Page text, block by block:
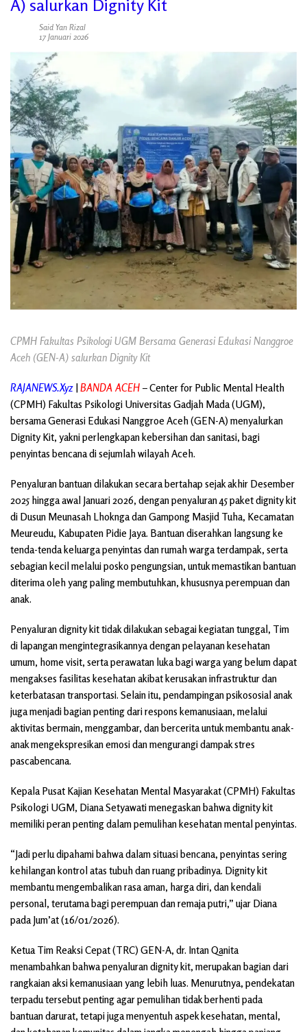
A) salurkan Dignity Kit
Said Yan Rizal
17 Januari 2026
CPMH Fakultas Psikologi UGM Bersama Generasi Edukasi Nanggroe
Aceh (GEN-A) salurkan Dignity Kit
RAJANEWS.Xyz |BANDA ACEH – Center for Public Mental Health
(CPMH) Fakultas Psikologi Universitas Gadjah Mada (UGM),
bersama Generasi Edukasi Nanggroe Aceh (GEN-A) menyalurkan
Dignity Kit, yakni perlengkapan kebersihan dan sanitasi, bagi
penyintas bencana di sejumlah wilayah Aceh.
Penyaluran bantuan dilakukan secara bertahap sejak akhir Desember
2025 hingga awal Januari 2026, dengan penyaluran 45 paket dignity kit
di Dusun Meunasah Lhoknga dan Gampong Masjid Tuha, Kecamatan
Meureudu, Kabupaten Pidie Jaya. Bantuan diserahkan langsung ke
tenda-tenda keluarga penyintas dan rumah warga terdampak, serta
sebagian kecil melalui posko pengungsian, untuk memastikan bantuan
diterima oleh yang paling membutuhkan, khususnya perempuan dan
anak.
Penyaluran dignity kit tidak dilakukan sebagai kegiatan tunggal, Tim
di lapangan mengintegrasikannya dengan pelayanan kesehatan
umum, home visit, serta perawatan luka bagi warga yang belum dapat
mengakses fasilitas kesehatan akibat kerusakan infrastruktur dan
keterbatasan transportasi. Selain itu, pendampingan psikososial anak
juga menjadi bagian penting dari respons kemanusiaan, melalui
aktivitas bermain, menggambar, dan bercerita untuk membantu anak-
anak mengekspresikan emosi dan mengurangi dampak stres
pascabencana.
Kepala Pusat Kajian Kesehatan Mental Masyarakat (CPMH) Fakultas
Psikologi UGM, Diana Setyawati menegaskan bahwa dignity kit
memiliki peran penting dalam pemulihan kesehatan mental penyintas.
“Jadi perlu dipahami bahwa dalam situasi bencana, penyintas sering
kehilangan kontrol atas tubuh dan ruang pribadinya. Dignity kit
membantu mengembalikan rasa aman, harga diri, dan kendali
personal, terutama bagi perempuan dan remaja putri,” ujar Diana
pada Jum’at (16/01/2026).
Ketua Tim Reaksi Cepat (TRC) GEN-A, dr. Intan Qanita
menambahkan bahwa penyaluran dignity kit, merupakan bagian dari
rangkaian aksi kemanusiaan yang lebih luas. Menurutnya, pendekatan
terpadu tersebut penting agar pemulihan tidak berhenti pada
bantuan darurat, tetapi juga menyentuh aspek kesehatan, mental,